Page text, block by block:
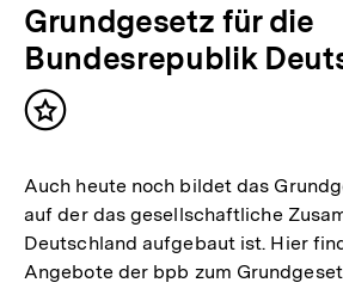
Grundgesetz für die
Bundesrepublik
Inhalt
Auch heute noch bildet das
auf der das gesellschaftliche
Deutschland aufgebaut ist. Hier
Angebote der bpb zum